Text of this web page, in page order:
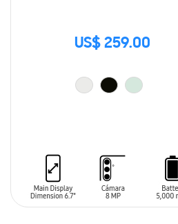
US$ 259.00